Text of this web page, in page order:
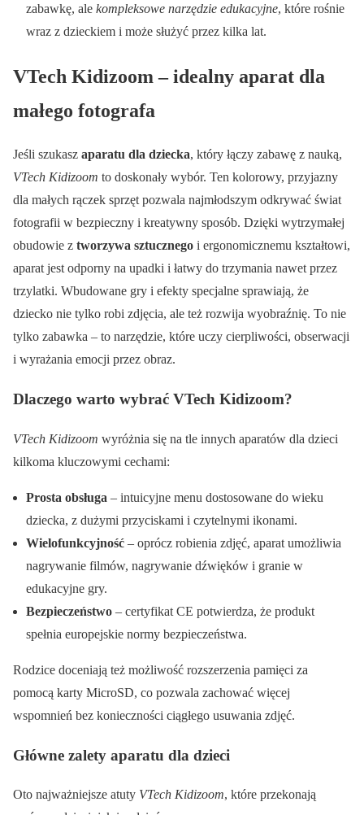
zabawkę, ale kompleksowe narzędzie edukacyjne, które rośnie
wraz z dzieckiem i może służyć przez kilka lat.
VTech Kidizoom – idealny aparat dla
małego fotografa
Jeśli szukasz aparatu dla dziecka, który łączy zabawę z nauką,
VTech Kidizoom to doskonały wybór. Ten kolorowy, przyjazny
dla małych rączek sprzęt pozwala najmłodszym odkrywać świat
fotografii w bezpieczny i kreatywny sposób. Dzięki wytrzymałej
obudowie z tworzywa sztucznego i ergonomicznemu kształtowi,
aparat jest odporny na upadki i łatwy do trzymania nawet przez
trzylatki. Wbudowane gry i efekty specjalne sprawiają, że
dziecko nie tylko robi zdjęcia, ale też rozwija wyobraźnię. To nie
tylko zabawka – to narzędzie, które uczy cierpliwości, obserwacji
i wyrażania emocji przez obraz.
Dlaczego warto wybrać VTech Kidizoom?
VTech Kidizoom wyróżnia się na tle innych aparatów dla dzieci
kilkoma kluczowymi cechami:
Prosta obsługa – intuicyjne menu dostosowane do wieku
dziecka, z dużymi przyciskami i czytelnymi ikonami.
Wielofunkcyjność – oprócz robienia zdjęć, aparat umożliwia
nagrywanie filmów, nagrywanie dźwięków i granie w
edukacyjne gry.
Bezpieczeństwo – certyfikat CE potwierdza, że produkt
spełnia europejskie normy bezpieczeństwa.
Rodzice doceniają też możliwość rozszerzenia pamięci za
pomocą karty MicroSD, co pozwala zachować więcej
wspomnień bez konieczności ciągłego usuwania zdjęć.
Główne zalety aparatu dla dzieci
Oto najważniejsze atuty VTech Kidizoom, które przekonają